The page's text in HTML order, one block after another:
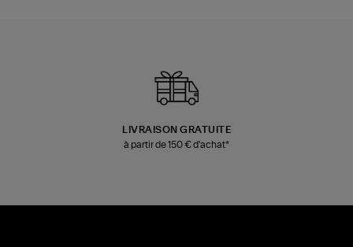
LIVRAISON GRATUITE
à partir de 150 € d'achat*